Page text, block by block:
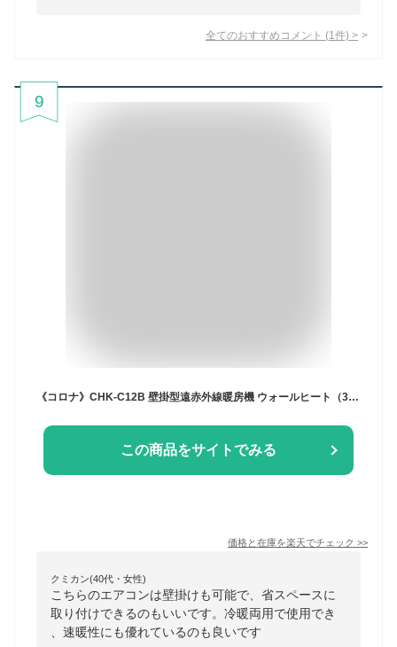
全てのおすすめコメント (1 件) >
9
《コロナ》CHK-C12B 壁掛型遠赤外線暖房機 ウォールヒート（3畳/1.5坪まで） 遠赤外線 壁掛け 節約 節電 省エネ 暖房 涼風 エアコン 日本製 省スペース 脱衣所 洗面所 トイレ 玄関 CORONA クリアホワイト 数量限定 CHK-C12B
この商品をサイトでみる
価格と在庫を楽天でチェック >>
クミカン(40代・女性)
こちらのエアコンは壁掛けも可能で、省スペースに
取り付けできるのもいいです。冷暖両用で使用でき
、速暖性にも優れているのも良いです